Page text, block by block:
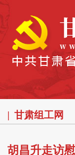
甘肃组工网
胡昌升走访